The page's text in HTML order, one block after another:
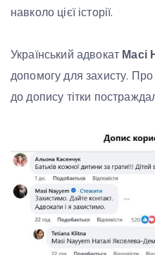
навколо цієї історії.
Український адвокат Масі
допомогу для захисту.
до допису тітки